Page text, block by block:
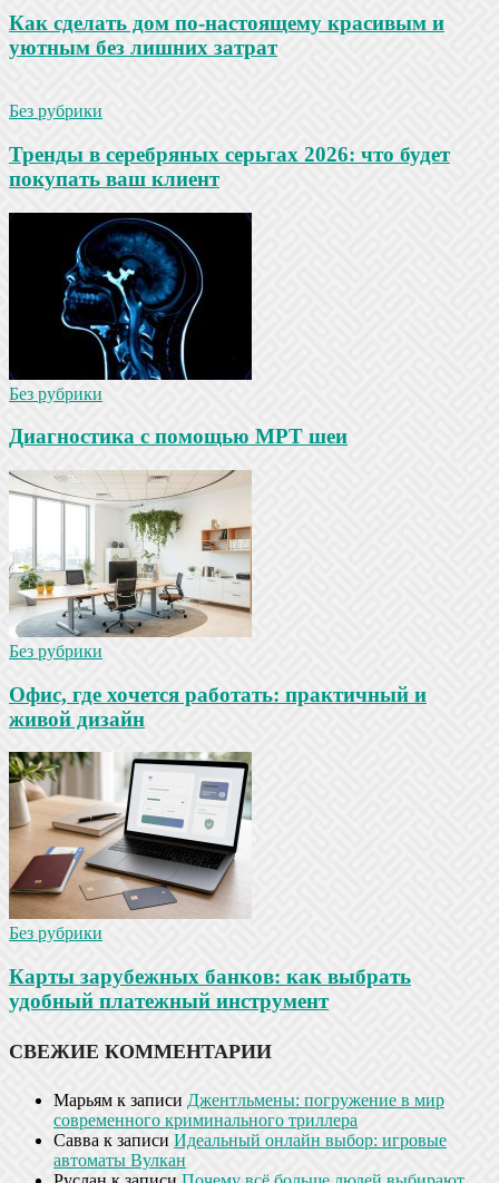
Как сделать дом по-настоящему красивым и
уютным без лишних затрат
Без рубрики
Тренды в серебряных серьгах 2026: что будет
покупать ваш клиент
Без рубрики
Диагностика с помощью МРТ шеи
Без рубрики
Офис, где хочется работать: практичный и
живой дизайн
Без рубрики
Карты зарубежных банков: как выбрать
удобный платежный инструмент
СВЕЖИЕ КОММЕНТАРИИ
Марьям к записи Джентльмены: погружение в мир
современного криминального триллера
Савва к записи Идеальный онлайн выбор: игровые
автоматы Вулкан